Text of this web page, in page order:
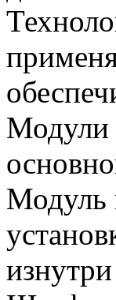
Модули
Модуль